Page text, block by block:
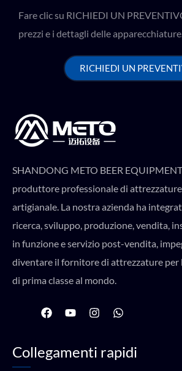
Fare clic su RICHIEDI UN
prezzi e i dettagli delle
RICHIEDI UN
SHANDONG METO BEER EQUIPMENT
produttore professionale di
artigianale. La nostra azienda ha
ricerca, sviluppo, produzione, vendita,
in funzione e servizio post-vendita,
diventare il fornitore di attrezzature per
di prima classe al mondo.
F
a
b
o
Y
o
u
b
I
n
a
g
W
h
s
a
Collegamenti rapidi